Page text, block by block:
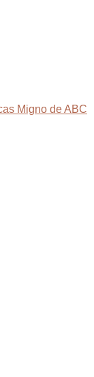
Migno de ABC